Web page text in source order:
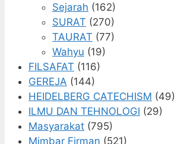
Sejarah (162)
SURAT (270)
TAURAT (77)
Wahyu (19)
FILSAFAT (116)
GEREJA (144)
HEIDELBERG CATECHISM (49)
ILMU DAN TEHNOLOGI (29)
Masyarakat (795)
Mimbar Firman (521)